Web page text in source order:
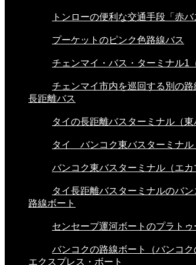
トンローの便利な交通手段「赤バ
プーケットのピンク色路線バス
チェンマイ・バス・ターミナル1
チェンマイ市内を巡回する別の
長距離バス
タイの長距離バスターミナル（
タイ バンコク東バスターミナル
バンコク東バスターミナル（エ
タイ長距離バスターミナルのバ
路線ボート
センセープ運河ボートのプラト
バンコクの路線ボート（バンコ
エクスプレス・ボート